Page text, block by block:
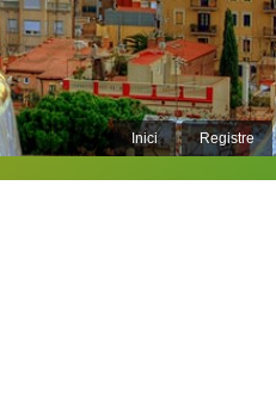
Inici Registre